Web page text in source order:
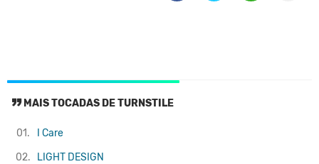
MAIS TOCADAS DE TURNSTILE
01.
I Care
02.
LIGHT DESIGN